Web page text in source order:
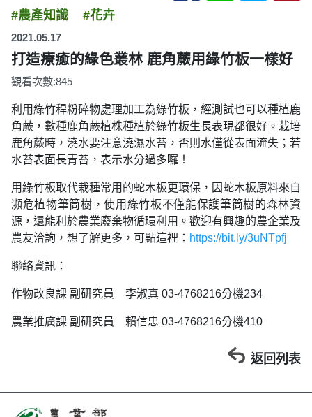
#農產知識 #花卉
2021.05.17
打造療癒的綠色叢林 鹿角蕨用綠竹板一樣好
觀看次數:845
利用綠竹稈粉碎物處理加工為綠竹板，經測試也可以種植鹿
角蕨，數種鹿角蕨植株種植於綠竹板生長表現都很好。栽培
鹿角蕨時，澆水要注意澆濕水苔，否則水僅從表面流失；若
水苔表面長青苔，表示水分過多囉！
用綠竹板取代栽種常用的蛇木板更環保，因蛇木板原料來自
瀕危植物筆筒樹，使用綠竹板不僅能保護筆筒樹的森林資
源，還能利於農業廢棄物循環利用。歡迎有興趣的農企業及
農友洽詢，想了解更多，可點這裡： https://bit.ly/3uNTpfj
聯絡資訊：
作物改良課 副研究員 李淑真 03-4768216分機234
農業推廣課 副研究員 賴信忠 03-4768216分機410
返回列表